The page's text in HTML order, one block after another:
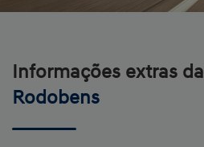
Informações extras da
Rodobens